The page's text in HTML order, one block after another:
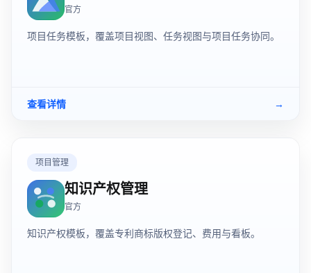
官方
项目任务模板，覆盖项目视图、任务视图与项目任务协同。
查看详情 →
项目管理
知识产权管理
官方
知识产权模板，覆盖专利商标版权登记、费用与看板。